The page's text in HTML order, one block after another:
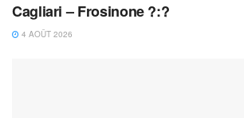
Cagliari – Frosinone ?:?
4 AOÛT 2026